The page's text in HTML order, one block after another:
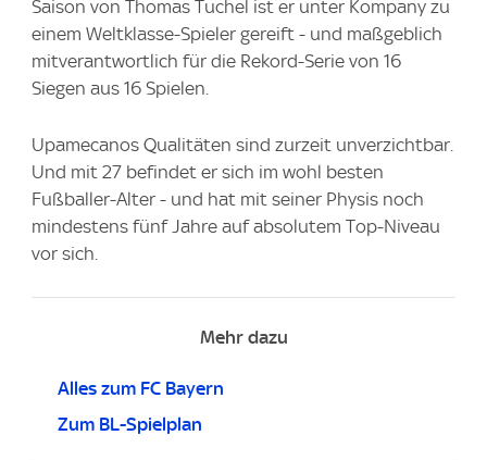
Saison von Thomas Tuchel ist er unter Kompany zu
einem Weltklasse-Spieler gereift - und maßgeblich
mitverantwortlich für die Rekord-Serie von 16
Siegen aus 16 Spielen.
Upamecanos Qualitäten sind zurzeit unverzichtbar.
Und mit 27 befindet er sich im wohl besten
Fußballer-Alter - und hat mit seiner Physis noch
mindestens fünf Jahre auf absolutem Top-Niveau
vor sich.
Mehr dazu
Alles zum FC Bayern
Zum BL-Spielplan